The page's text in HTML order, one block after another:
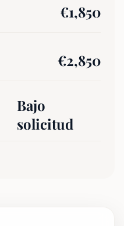
€1,850
€2,850
Bajo
solicitud